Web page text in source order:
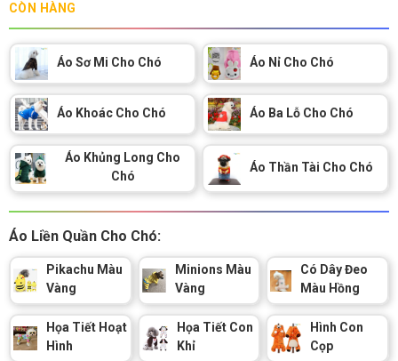
TIN TỨC
Thông tin về khách sạn,
spa cho thú cưng
Thông tin về mèo
CHÍNH SÁCH
Chính sách mua hàng Chính sách vận chuyển
Chính sách bảo hành Chính sách bảo mật
Chính sách đổi trả
LIÊN HỆ
CÒN HÀNG
Áo Sơ Mi Cho Chó Áo Nỉ Cho Chó
Áo Khoác Cho Chó Áo Ba Lỗ Cho Chó
Áo Khủng Long Cho
Chó
Áo Thần Tài Cho Chó
Áo Liền Quần Cho Chó:
Pikachu Màu
Vàng
Minions Màu
Vàng
Có Dây Đeo
Màu Hồng
Họa Tiết Hoạt
Hình
Họa Tiết Con
Khỉ
Hình Con
Cọp